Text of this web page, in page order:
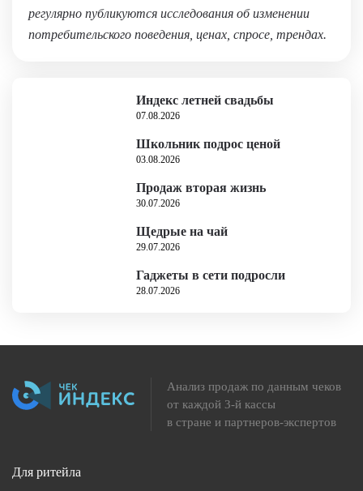
регулярно публикуются исследования об изменении
потребительского поведения, ценах, спросе, трендах.
Индекс летней свадьбы
07.08.2026
Школьник подрос ценой
03.08.2026
Продаж вторая жизнь
30.07.2026
Щедрые на чай
29.07.2026
Гаджеты в сети подросли
28.07.2026
Анализ продаж по данным чеков
от каждой 3-й кассы
в стране и партнеров-экспертов
Для ритейла